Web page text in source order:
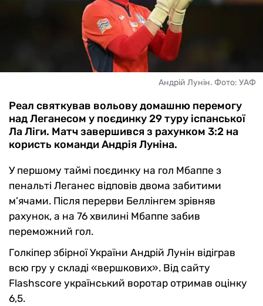
Андрій Лунін. Фото: УАФ
Реал святкував вольову домашню перемогу
над Леганесом у поєдинку 29 туру іспанської
Ла Ліги. Матч завершився з рахунком 3:2 на
користь команди Андрія Луніна.
У першому таймі поєдинку на гол Мбаппе з
пенальті Леганес відповів двома забитими
м’ячами. Після перерви Беллінгем зрівняв
рахунок, а на 76 хвилині Мбаппе забив
переможний гол.
Голкіпер збірної України Андрій Лунін відіграв
всю гру у складі «вершкових». Від сайту
Flashscore український воротар отримав оцінку
6,5.